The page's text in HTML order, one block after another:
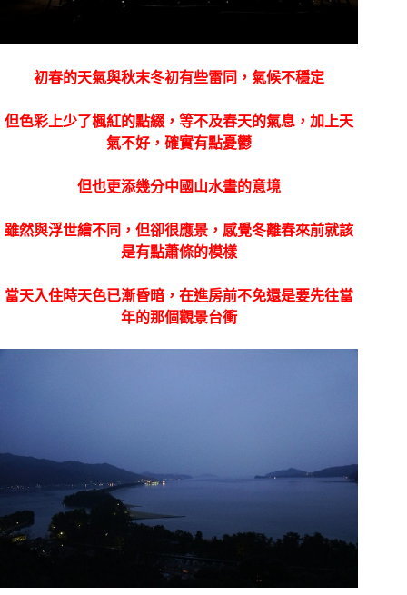
初春的天氣與秋末冬初有些雷同，氣候不穩定
但色彩上少了楓紅的點綴，等不及春天的氣息，加上天
氣不好，確實有點憂鬱
但也更添幾分中國山水畫的意境
雖然與浮世繪不同，但卻很應景，感覺冬離春來前就該
是有點蕭條的模樣
當天入住時天色已漸昏暗，在進房前不免還是要先往當
年的那個觀景台衝